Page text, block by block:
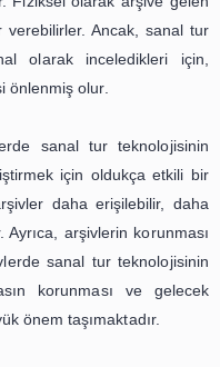
bir yerdeymiş gibi
Bu
eğlence ve eğitim
geliştirmek mümkündür.
ve diğer önemli
geçmişe dair
bir kaynak
sahiptir ve